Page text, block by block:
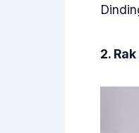
2. Rak